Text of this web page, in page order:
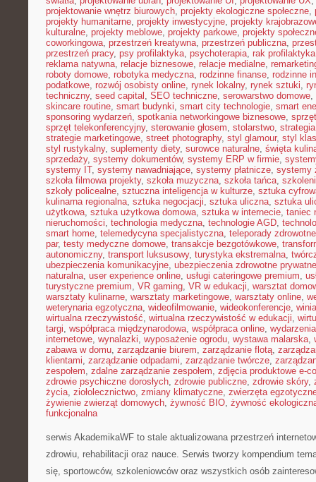
projektowanie wnętrz biurowych, projekty ekologiczne społeczne,
projekty humanitarne, projekty inwestycyjne, projekty
kulturalne, projekty meblowe, projekty parkowe, projekty
coworkingowa, przestrzeń kreatywna, przestrzeń publiczna,
przestrzeń pracy, psy profilaktyka, psychoterapia, rak profilaktyka
reklama natywna, relacje biznesowe, relacje medialne,
roboty domowe, robotyka medyczna, rodzinne finanse, rodzinne
podatkowe, rozwój osobisty online, rynek lokalny, rynek sztuki,
techniczny, seed capital , SEO techniczne, serowarstwo domowe,
skincare routine, smart budynki, smart city technologie, smart
sponsoring wydarzeń, spotkania networkingowe biznesowe,
sprzęt telekonferencyjny, sterowanie głosem, stolarstwo,
strategie marketingowe, street photography, styl glamour, styl
styl rustykalny, suplementy diety, surowce naturalne, święta
sprzedaży, systemy dokumentów, systemy ERP w firmie,
systemy IT, systemy nawadniające, systemy płatnicze, systemy
szkoła filmowa projekty, szkoła muzyczna, szkoła tańca,
szkoły policealne, sztuczna inteligencja w kulturze, sztuka
kulinarna regionalna, sztuka negocjacji, sztuka uliczna, sztuka
użytkowa, sztuka użytkowa domowa, sztuka w internecie, taniec
nieruchomości, technologia medyczna, technologie AGD,
smart home, telemedycyna specjalistyczna, teleporady zdrowotne
par, testy medyczne domowe, transakcje bezgotówkowe,
autonomiczny, transport luksusowy, turystyka ekstremalna,
ubezpieczenia komunikacyjne, ubezpieczenia zdrowotne prywatne
naturalna, user experience online, usługi cateringowe premium,
turystyczne premium, VR gaming, VR w edukacji, warsztat
warsztaty kulinarne, warsztaty marketingowe, warsztaty online,
weterynaria egzotyczna, wideofilmowanie, wideokonferencje,
wirtualna rzeczywistość, wirtualna rzeczywistość w edukacji,
targi, współpraca międzynarodowa, współpraca online,
internetowe, wynalazki, wyposażenie ogrodu, wystawa malarska,
zabawa w domu, zarządzanie biurem, zarządzanie flotą,
klientami, zarządzanie odpadami, zarządzanie twórcze,
zespołem, zdalne zarządzanie zespołem, zdjęcia produktowe e-
zdrowie psychiczne dorosłych, zdrowie publiczne, zdrowie skóry,
życia, ziołolecznictwo, zmiany klimatyczne, zwierzęta
żywienie zwierząt domowych, żywność BIO, żywność
funkcjonalna
serwis AkademikaWF to stale aktualizowana przestrzeń
zdrowiu, rehabilitacji oraz nauce. Serwis tworzy kompendium
się, sportowców, szkoleniowców oraz wszystkich osób